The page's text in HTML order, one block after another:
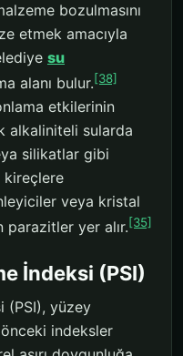
bozulmasını
etmek amacıyla
su
alanı bulur.[38]
etkilerinin
alkaliniteli sularda
silikatlar gibi
kireçlere
veya kristal
yer alır.[35]
İndeksi (PSI)
(PSI), yüzey
önceki indeksler